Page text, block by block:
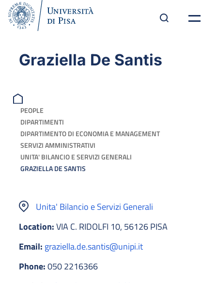
Graziella De Santis
PEOPLE
DIPARTIMENTI
DIPARTIMENTO DI ECONOMIA E MANAGEMENT
SERVIZI AMMINISTRATIVI
UNITA' BILANCIO E SERVIZI GENERALI
GRAZIELLA DE SANTIS
Unita' Bilancio e Servizi Generali
Location:VIA C. RIDOLFI 10, 56126 PISA
Email: graziella.de.santis@unipi.it
Phone:050 2216366